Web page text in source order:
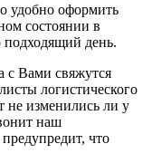
удобно оформить
состоянии в
подходящий день.
с Вами свяжутся
логистического
не изменились ли у
наш
что